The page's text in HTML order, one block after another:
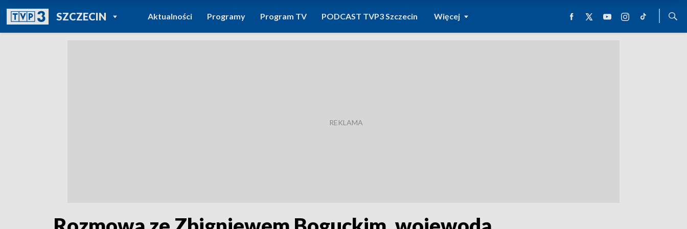
SZCZECINPOWRÓT DO
TVP REGIONY
Aktualności Programy Program TV PODCAST TVP3 Szczecin Więcej